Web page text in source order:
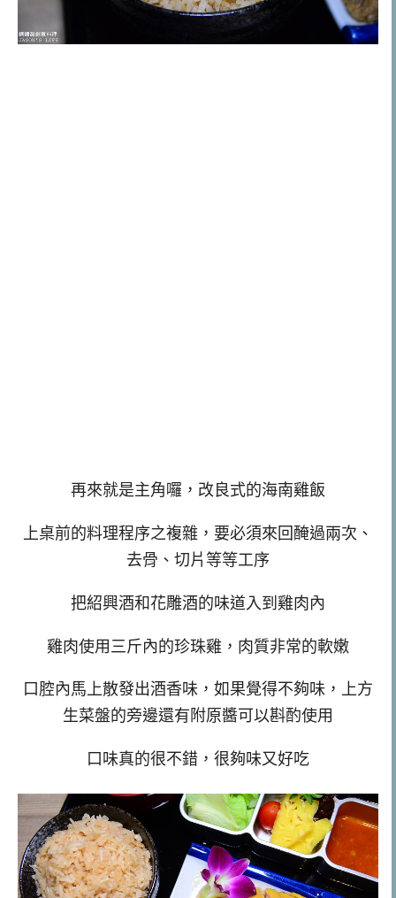
再來就是主角囉，改良式的海南雞飯
上桌前的料理程序之複雜，要必須來回醃過兩次、
去骨、切片等等工序
把紹興酒和花雕酒的味道入到雞肉內
雞肉使用三斤內的珍珠雞，肉質非常的軟嫩
口腔內馬上散發出酒香味，如果覺得不夠味，上方
生菜盤的旁邊還有附原醬可以斟酌使用
口味真的很不錯，很夠味又好吃